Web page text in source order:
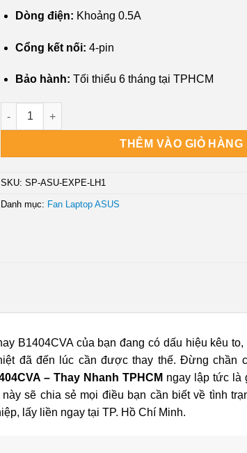
Dòng điện: Khoảng 0.5A
Cổng kết nối: 4-pin
Bảo hành: Tối thiểu 6 tháng tại TPHCM
Fan Laptop ASUS ExpertBook Essential B1404,
THÊM VÀO GIỎ HÀNG
SKU:SP-ASU-EXPE-LH1
Danh mục: Fan Laptop ASUS
B1404CVA của bạn đang có dấu hiệu kêu
đã đến lúc cần được thay thế. Đừng chần
– Thay Nhanh TPHCM ngay lập tức là
sẽ chia sẻ mọi điều bạn cần biết về tình
lấy liền ngay tại TP. Hồ Chí Minh.